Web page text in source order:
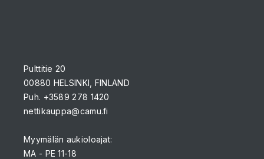
Pulttitie 20
00880 HELSINKI, FINLAND
Puh. +3589 278 1420
nettikauppa@camu.fi
Myymälän aukioloajat:
MA - PE 11-18